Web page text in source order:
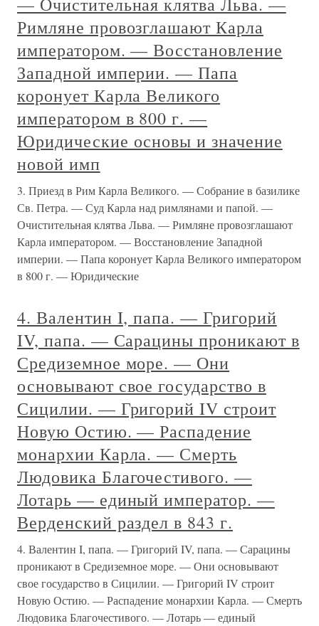
Римляне провозглашают Карла
императором. — Восстановление
Западной империи. — Папа
коронует Карла Великого
императором в 800 г. —
Юридические основы и значение
новой имп
3. Приезд в Рим Карла Великого. — Собрание в базилике
Св. Петра. — Суд Карла над римлянами и папой. —
Очистительная клятва Льва. — Римляне провозглашают
Карла императором. — Восстановление Западной
империи. — Папа коронует Карла Великого императором
в 800 г. — Юридические
4. Валентин I, папа. — Григорий
IV, папа. — Сарацины проникают в
Средиземное море. — Они
основывают свое государство в
Сицилии. — Григорий IV строит
Новую Остию. — Распадение
монархии Карла. — Смерть
Людовика Благочестивого. —
Лотарь — единый император. —
Верденский раздел в 843 г.
4. Валентин I, папа. — Григорий IV, папа. — Сарацины
проникают в Средиземное море. — Они основывают
свое государство в Сицилии. — Григорий IV строит
Новую Остию. — Распадение монархии Карла. — Смерть
Людовика Благочестивого. — Лотарь — единый